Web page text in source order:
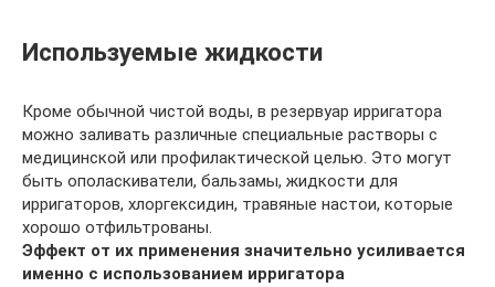
Используемые жидкости
Кроме обычной чистой воды, в резервуар ирригатора
можно заливать различные специальные растворы с
медицинской или профилактической целью. Это могут
быть ополаскиватели, бальзамы, жидкости для
ирригаторов, хлоргексидин, травяные настои, которые
хорошо отфильтрованы.
Эффект от их применения значительно усиливается
именно с использованием ирригатора